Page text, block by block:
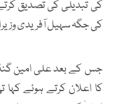
کی تبدیلی کی تصدیق
کی جگہ سہیل آفریدی
جس کے بعد علی امین
کا اعلان کرتے ہوئے